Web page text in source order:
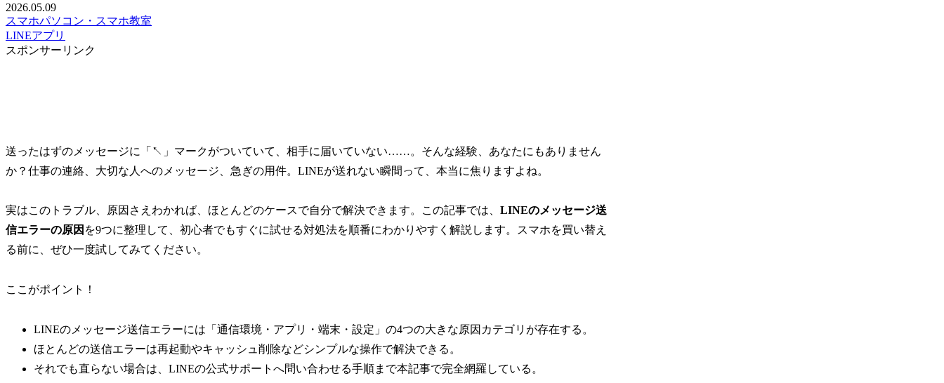
2026.05.09
スマホパソコン・スマホ教室
LINEアプリ
スポンサーリンク
送ったはずのメッセージに「↖」マークがついていて、相手に届いていない……。そんな経験、あなたにもありません
か？仕事の連絡、大切な人へのメッセージ、急ぎの用件。LINEが送れない瞬間って、本当に焦りますよね。
実はこのトラブル、原因さえわかれば、ほとんどのケースで自分で解決できます。この記事では、 LINEのメッセージ送
信エラーの原因 を9つに整理して、初心者でもすぐに試せる対処法を順番にわかりやすく解説します。スマホを買い替え
る前に、ぜひ一度試してみてください。
ここがポイント！
LINEのメッセージ送信エラーには「通信環境・アプリ・端末・設定」の4つの大きな原因カテゴリが存在する。
ほとんどの送信エラーは再起動やキャッシュ削除などシンプルな操作で解決できる。
それでも直らない場合は、LINEの公式サポートへ問い合わせる手順まで本記事で完全網羅している。